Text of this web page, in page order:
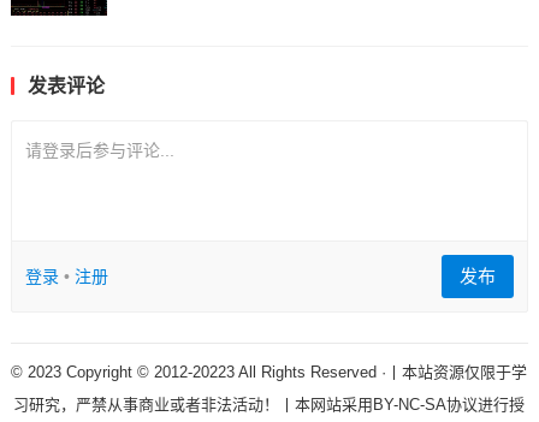
发表评论
请登录后参与评论...
登录• 注册 发布
© 2023 Copyright © 2012-20223 All Rights Reserved ·丨本站资源仅限于学
习研究，严禁从事商业或者非法活动！丨本网站采用BY-NC-SA协议进行授